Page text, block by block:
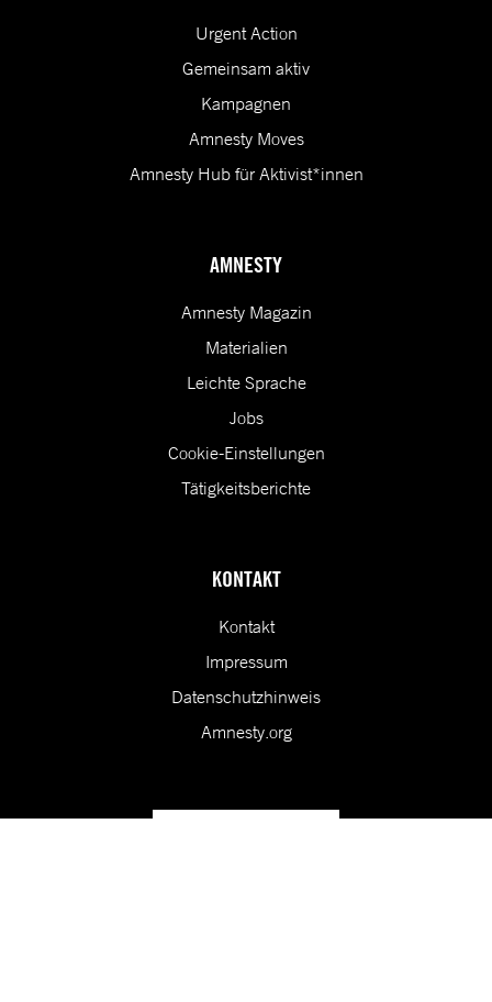
Urgent Action
Gemeinsam aktiv
Kampagnen
Amnesty Moves
Amnesty Hub für Aktivist*innen
AMNESTY
Amnesty Magazin
Materialien
Leichte Sprache
Jobs
Cookie-Einstellungen
Tätigkeitsberichte
KONTAKT
Kontakt
Impressum
Datenschutzhinweis
Amnesty.org